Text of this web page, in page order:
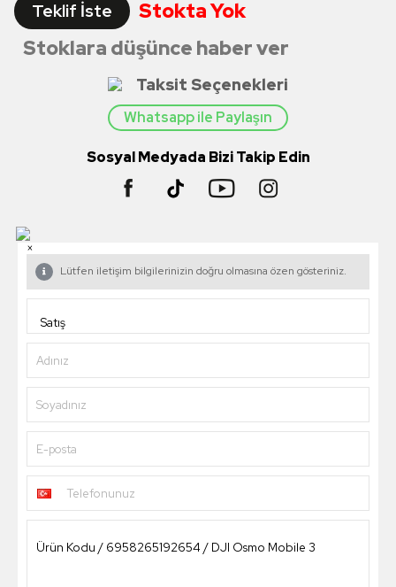
Teklif İste
Stokta Yok
Stoklara düşünce haber ver
Taksit Seçenekleri
Whatsapp ile Paylaşın
Sosyal Medyada Bizi Takip Edin
×
Lütfen iletişim bilgilerinizin doğru olmasına özen gösteriniz.
Adınız
Soyadınız
E-posta
Telefonunuz